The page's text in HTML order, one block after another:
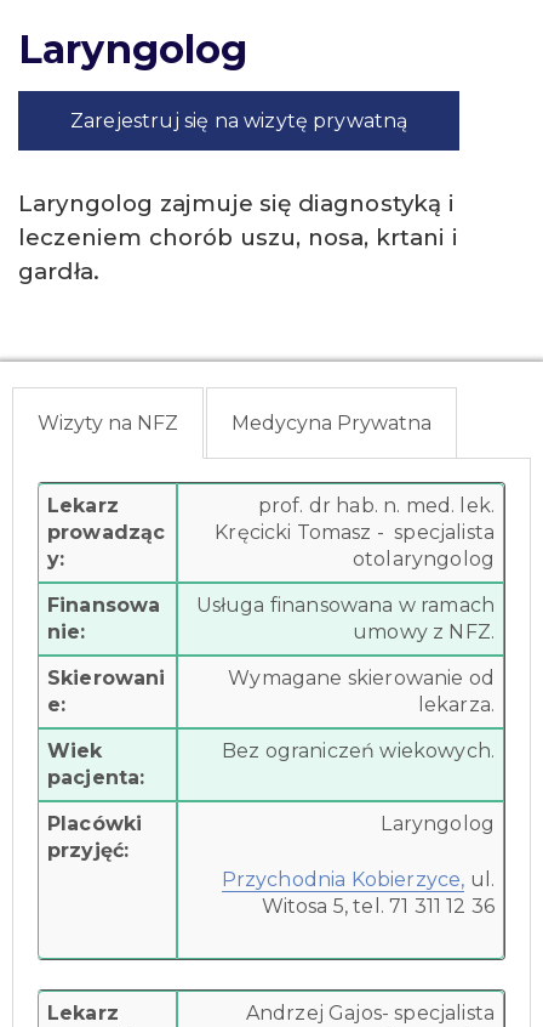
Laryngolog
Zarejestruj się na wizytę prywatną
Laryngolog zajmuje się diagnostyką i
leczeniem chorób uszu, nosa, krtani i
gardła.
Wizyty na NFZ Medycyna Prywatna
Lekarz
prowadząc
y:
prof. dr hab. n. med. lek.
Kręcicki Tomasz - specjalista
otolaryngolog
Finansowa
nie:
Usługa finansowana w ramach
umowy z NFZ.
Skierowani
e:
Wymagane skierowanie od
lekarza.
Wiek
pacjenta:
Bez ograniczeń wiekowych.
Placówki
przyjęć:
Laryngolog
Przychodnia Kobierzyce, ul.
Witosa 5, tel. 71 311 12 36
Lekarz
Andrzej Gajos- specjalista